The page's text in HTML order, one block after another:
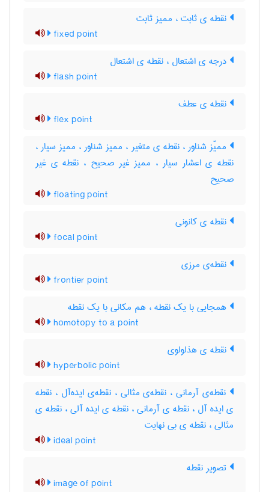
نقطه ی ثابت ، ممیز ثابت
fixed point
درجه ی اشتعال ، نقطه ی اشتعال
flash point
نقطه ی عطف
flex point
ممیّز شناور ، نقطه ی متغیر ، ممیز شناور ، ممیز سیار ،
نقطه ی اعشار سیار ، ممیز غیر صحیح ، نقطه ی غیر
صحیح
floating point
نقطه ی کانونی
focal point
نقطه‌ی مرزی
frontier point
همجایی با یک نقطه ، هم مکانی با یک نقطه
homotopy to a point
نقطه ی هذلولوی
hyperbolic point
نقطه‌ی آرمانی ، نقطه‌ی مثالی ، نقطه‌ی ایده‌آل ، نقطه
ی ایده آل ، نقطه ی آرمانی ، نقطه ی ایده آلی ، نقطه ی
مثالی ، نقطه ی بی نهایت
ideal point
تصویر نقطه
image of point